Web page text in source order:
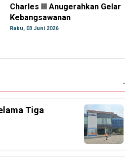
Charles III Anugerahkan Gelar
Kebangsawanan
Rabu, 03 Juni 2026
Tiga